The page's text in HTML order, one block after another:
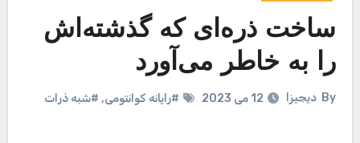
ساخت ذره‌ای که گذشته‌اش
را به خاطر می‌آورد
By دیجیزا 12 می 2023 #رایانه کوانتومی, #شبه ذرات